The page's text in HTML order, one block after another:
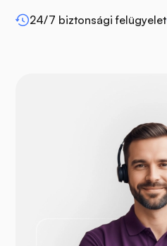
Drupal
OpenCart
24/7 biztonsági felügyelet